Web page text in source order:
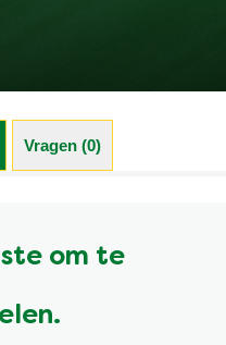
Vragen (0)
om te